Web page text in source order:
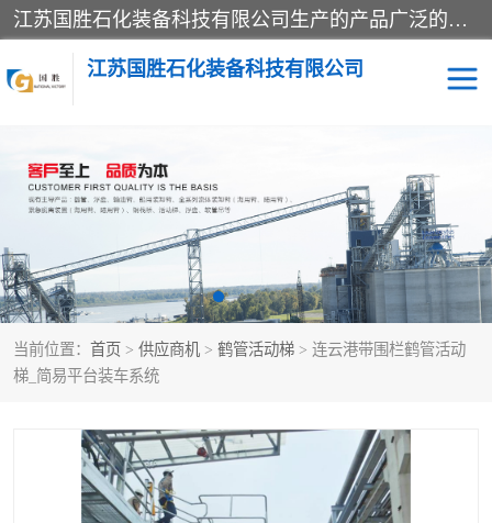
江苏国胜石化装备科技有限公司生产的产品广泛的应用于石油、石化等行业中，产品种类齐全，其中包括装卸鹤管、汽车鹤管、火车鹤管、装车鹤管、卸车鹤管、上装鹤管、下装鹤管、lng鹤管、发油鹤管、液氨鹤管、液化气鹤管等，我们生产的产品质量上乘，价格实惠，服务好，买鹤管就到国胜石化装备！
江苏国胜石化装备科技有限公司
当前位置： 首页 > 供应商机 > 鹤管活动梯 > 连云港带围栏鹤管活动
梯_简易平台装车系统
输油臂 鹤管活动梯